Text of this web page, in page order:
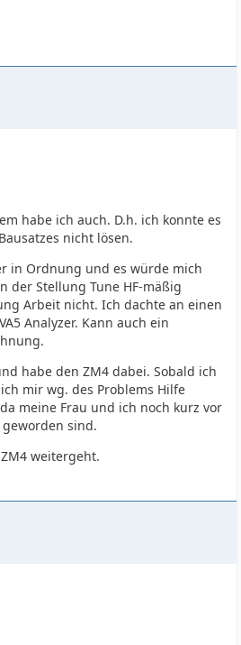
habe ich auch. D.h. ich konnte es
nicht lösen.
in Ordnung und es würde mich
der Stellung Tune HF-mäßig
Arbeit nicht. Ich dachte an einen
Analyzer. Kann auch ein
habe den ZM4 dabei. Sobald ich
mir wg. des Problems Hilfe
meine Frau und ich noch kurz vor
sind.
weitergeht.